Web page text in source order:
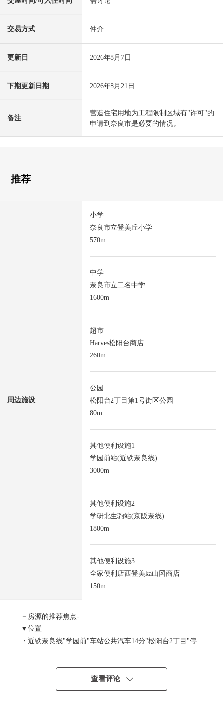
交易方式 仲介
更新日 2026年8月7日
下期更新日期 2026年8月21日
备注
营造住宅用地为工程限制区域有"许可"的
申请到奈良市是必要的情况。
推荐
周边施设
小学
奈良市立登美丘小学
570m
中学
奈良市立二名中学
1600m
超市
Harves松阳台商店
260m
公园
松阳台2丁目第1号街区公园
80m
其他便利设施1
学园前站(近铁奈良线)
3000m
其他便利设施2
学研北生驹站(京阪奈线)
1800m
其他便利设施3
全家便利店西登美ka山冈商店
150m
－房源的推荐焦点-
▼位置
・近铁奈良线"学园前"车站公共汽车14分"松阳台2丁目"停
・京阪奈线"学研北生驹"车站公共汽车7分"松阳台2丁目"停
▼土地的特徴
查看评论